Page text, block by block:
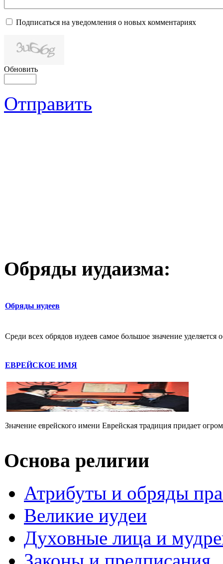
Подписаться на уведомления о новых комментариях
Обновить
Отправить
Обряды иудаизма:
Обряды иудеев
Среди всех обрядов иудеев самое большое значение
ЕВРЕЙСКОЕ ИМЯ
Значение еврейского имени Еврейская традиция придает
Основа религии
Атрибуты и обряды
Великие иудеи
Духовные лица и